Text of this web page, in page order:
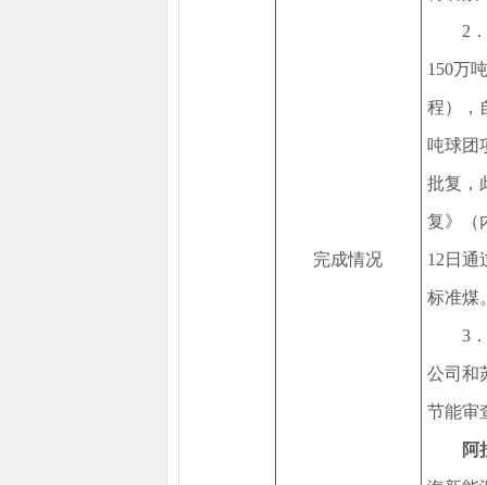
完成情况
2
150万
程），
吨球团
批复，
复》（
12日通
标准
3
公司和
节能审
阿